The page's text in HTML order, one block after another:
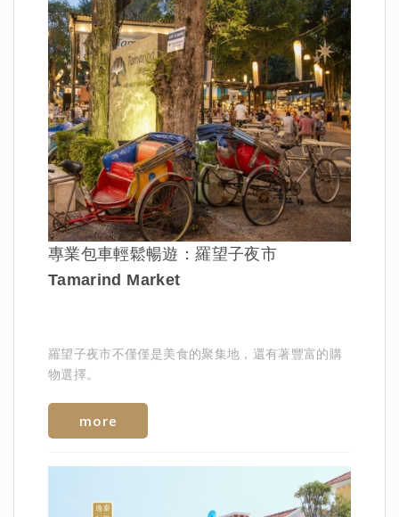
專業包車輕鬆暢遊：羅望子夜市
Tamarind Market
羅望子夜市不僅僅是美食的聚集地，還有著豐富的購
物選擇。
more